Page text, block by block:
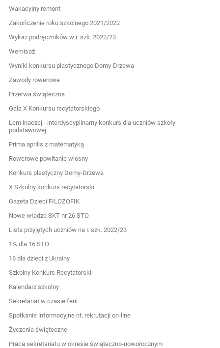
Wakacyjny remont
Zakończenie roku szkolnego 2021/2022
Wykaz podręczników w r. szk. 2022/23
Wernisaż
Wyniki konkursu plastycznego Domy-Drzewa
Zawody rowerowe
Przerwa świąteczna
Gala X Konkursu recytatorskiego
Lem inaczej - interdyscyplinarny konkurs dla uczniów szkoły
podstawowej
Prima aprilis z matematyką
Rowerowe powitanie wiosny
Konkurs plastyczny Domy-Drzewa
X Szkolny konkurs recytatorski
Gazeta Dzieci FILOZOFIK
Nowe władze SKT nr 26 STO
Lista przyjętych uczniów na r. szk. 2022/23
1% dla 16 STO
16 dla dzieci z Ukrainy
Szkolny Konkurs Recytatorski
Kalendarz szkolny
Sekretariat w czasie ferii
Spotkanie informacyjne nt. rekrutacji on-line
Życzenia świąteczne
Praca sekretariatu w okresie świąteczno-noworocznym